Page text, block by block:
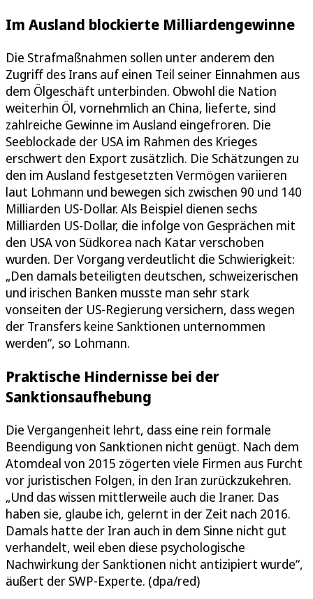
Im Ausland blockierte Milliardengewinne
Die Strafmaßnahmen sollen unter anderem den
Zugriff des Irans auf einen Teil seiner Einnahmen aus
dem Ölgeschäft unterbinden. Obwohl die Nation
weiterhin Öl, vornehmlich an China, lieferte, sind
zahlreiche Gewinne im Ausland eingefroren. Die
Seeblockade der USA im Rahmen des Krieges
erschwert den Export zusätzlich. Die Schätzungen zu
den im Ausland festgesetzten Vermögen variieren
laut Lohmann und bewegen sich zwischen 90 und 140
Milliarden US-Dollar. Als Beispiel dienen sechs
Milliarden US-Dollar, die infolge von Gesprächen mit
den USA von Südkorea nach Katar verschoben
wurden. Der Vorgang verdeutlicht die Schwierigkeit:
„Den damals beteiligten deutschen, schweizerischen
und irischen Banken musste man sehr stark
vonseiten der US-Regierung versichern, dass wegen
der Transfers keine Sanktionen unternommen
werden“, so Lohmann.
Praktische Hindernisse bei der
Sanktionsaufhebung
Die Vergangenheit lehrt, dass eine rein formale
Beendigung von Sanktionen nicht genügt. Nach dem
Atomdeal von 2015 zögerten viele Firmen aus Furcht
vor juristischen Folgen, in den Iran zurückzukehren.
„Und das wissen mittlerweile auch die Iraner. Das
haben sie, glaube ich, gelernt in der Zeit nach 2016.
Damals hatte der Iran auch in dem Sinne nicht gut
verhandelt, weil eben diese psychologische
Nachwirkung der Sanktionen nicht antizipiert wurde“,
äußert der SWP-Experte. (dpa/red)